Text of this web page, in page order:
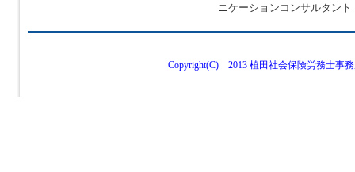
ニケーションコンサルタン
Copyright(C) 2013 植田社会保険労務士事